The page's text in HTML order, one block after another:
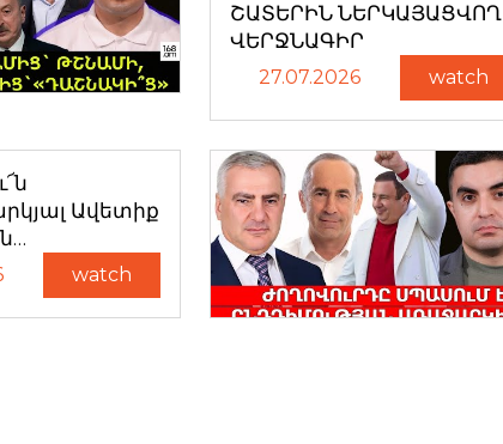
ՇԱՏԵՐԻՆ ՆԵՐԿԱՅԱՑՎՈՂ
ՎԵՐՋՆԱԳԻՐ
27.07.2026 watch
Ավետիք
watch